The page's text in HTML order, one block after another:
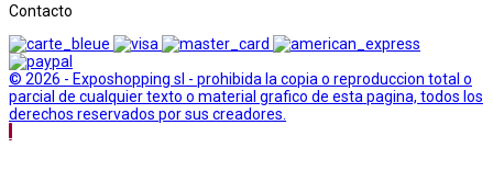
Contacto
© 2026 - Exposhopping sl - prohibida la copia o reproduccion total o
parcial de cualquier texto o material grafico de esta pagina, todos los
derechos reservados por sus creadores.